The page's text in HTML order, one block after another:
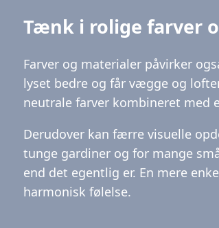
Tænk i rolige farver
Farver og materialer påvirker
lyset bedre og får vægge og
neutrale farver kombineret med
Derudover kan færre visuelle
tunge gardiner og for mange
end det egentlig er. En mere
harmonisk følelse.